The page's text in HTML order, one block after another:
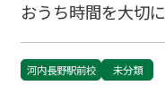
おうち時間を大切に
河内長野駅前校 未分類